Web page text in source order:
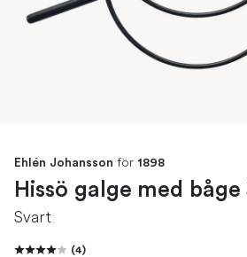
Ehlén Johansson för 1898
Hissö galge med
Svart
(4)